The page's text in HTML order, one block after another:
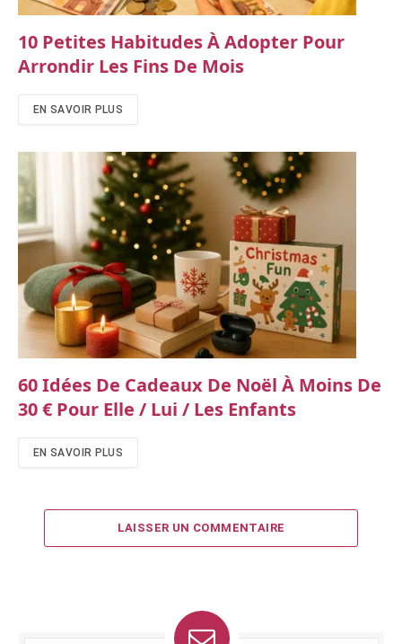
10 Petites Habitudes À Adopter Pour
Arrondir Les Fins De Mois
EN SAVOIR PLUS
60 Idées De Cadeaux De Noël À Moins De
30 € Pour Elle / Lui / Les Enfants
EN SAVOIR PLUS
LAISSER UN COMMENTAIRE